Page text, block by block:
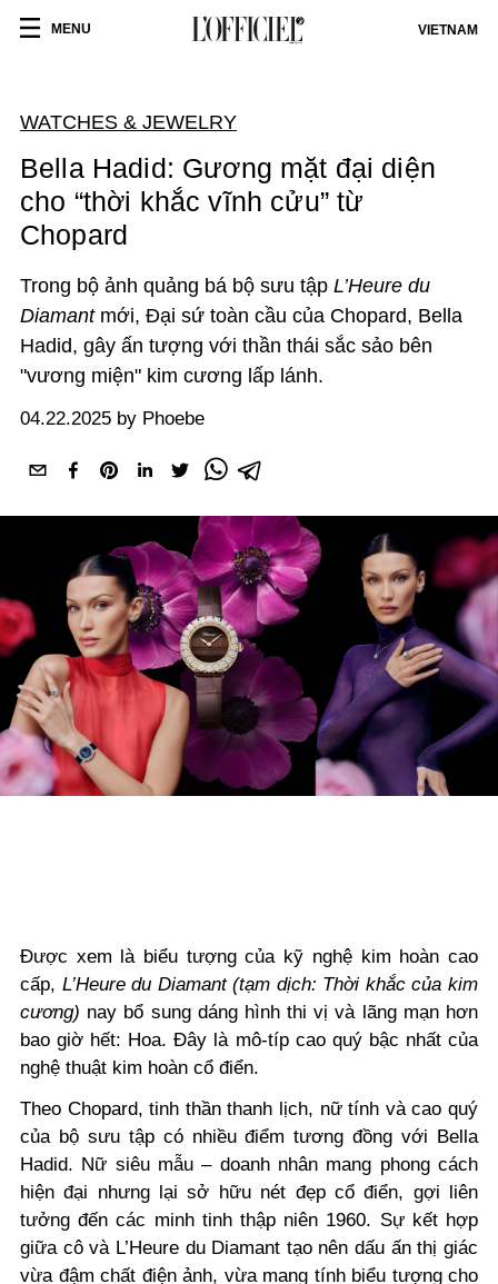
MENU VIETNAM
WATCHES & JEWELRY
Bella Hadid: Gương mặt đại diện
cho “thời khắc vĩnh cửu” từ
Chopard
Trong bộ ảnh quảng bá bộ sưu tập L’Heure du
Diamantmới, Đại sứ toàn cầu của Chopard, Bella
Hadid, gây ấn tượng với thần thái sắc sảo bên
"vương miện" kim cương lấp lánh.
04.22.2025 by Phoebe
Được xem là biểu tượng của kỹ nghệ kim hoàn cao
cấp, L’Heure du Diamant (tạm dịch: Thời khắc của kim
cương) nay bổ sung dáng hình thi vị và lãng mạn hơn
bao giờ hết: Hoa. Đây là mô-típ cao quý bậc nhất của
nghệ thuật kim hoàn cổ điển.
Theo Chopard, tinh thần thanh lịch, nữ tính và cao quý
của bộ sưu tập có nhiều điểm tương đồng với Bella
Hadid. Nữ siêu mẫu – doanh nhân mang phong cách
hiện đại nhưng lại sở hữu nét đẹp cổ điển, gợi liên
tưởng đến các minh tinh thập niên 1960. Sự kết hợp
giữa cô và L’Heure du Diamant tạo nên dấu ấn thị giác
vừa đậm chất điện ảnh, vừa mang tính biểu tượng cho